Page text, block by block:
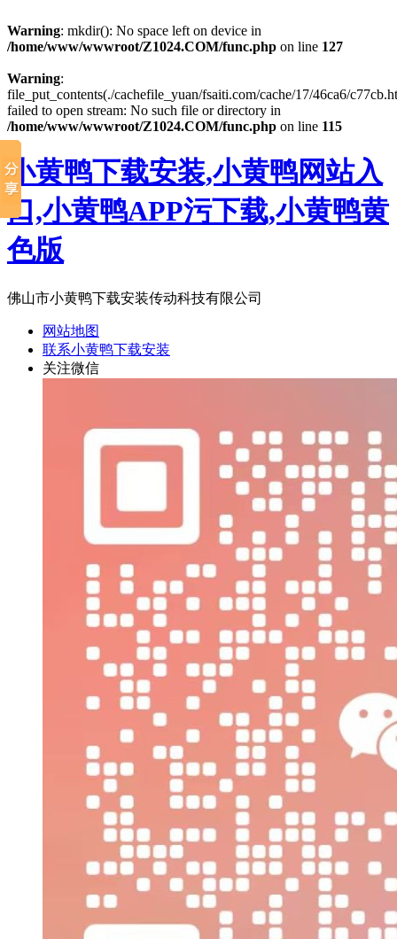
Warning: mkdir(): No space left on device in
/home/www/wwwroot/Z1024.COM/func.php on line 127
Warning:
file_put_contents(./cachefile_yuan/fsaiti.com/cache/17/46ca6/
failed to open stream: No such file or directory in
/home/www/wwwroot/Z1024.COM/func.php on line 115
小黄鸭下载安装,小黄鸭网站入
口,小黄鸭APP污下载,小黄鸭黄
色版
佛山市小黄鸭下载安装传动科技有限公司
网站地图
联系小黄鸭下载安装
关注微信